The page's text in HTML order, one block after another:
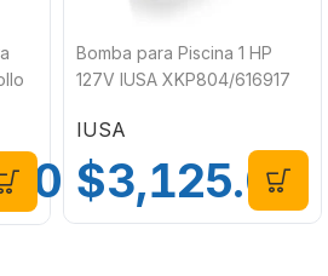
Bomba para Piscina 1 HP
127V IUSA XKP804/616917
IUSA
$3,125.00